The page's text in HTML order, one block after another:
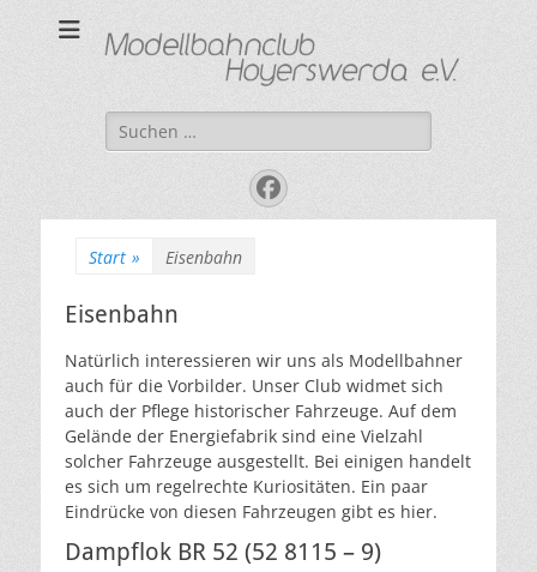
Modellbahnclub
Hoyerswerda e. V.
"Kleine Bahn ganz groß"
Suchen
nach:
Facebook
Start » Eisenbahn
Eisenbahn
Natürlich interessieren wir uns als Modellbahner
auch für die Vorbilder. Unser Club widmet sich
auch der Pflege historischer Fahrzeuge. Auf dem
Gelände der Energiefabrik sind eine Vielzahl
solcher Fahrzeuge ausgestellt. Bei einigen handelt
es sich um regelrechte Kuriositäten. Ein paar
Eindrücke von diesen Fahrzeugen gibt es hier.
Dampflok BR 52 (52 8115 – 9)